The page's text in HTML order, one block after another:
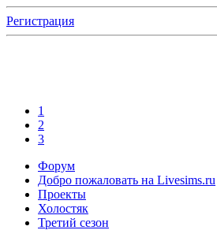
Регистрация
1
2
3
Форум
Добро пожаловать на Livesims.ru
Проекты
Холостяк
Третий сезон